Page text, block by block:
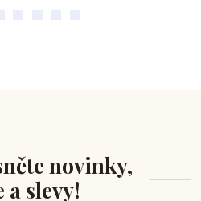
novinky,
a slevy!